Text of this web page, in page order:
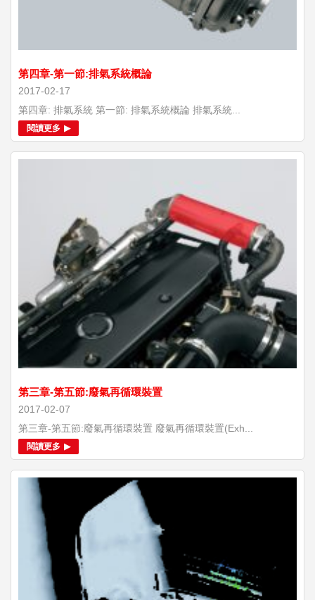
第四章-第一節:排氣系統概論
2017-02-17
第四章: 排氣系統 第一節: 排氣系統概論 排氣系統...
閱讀更多
第三章-第五節:廢氣再循環裝置
2017-02-07
第三章-第五節:廢氣再循環裝置 廢氣再循環裝置(Exh...
閱讀更多